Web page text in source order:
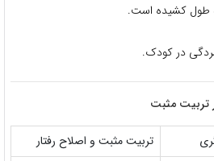
در کودک.
تربیت مثبت
تربیت مثبت و اصلاح رفتار